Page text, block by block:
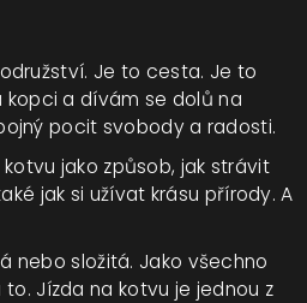
Je to cesta. Je to
kopci a dívám se dolů na
pocit svobody a radosti.
jako způsob, jak strávit
jak si užívat krásu přírody. A
nebo složitá. Jako všechno
Jízda na kotvu je jednou z